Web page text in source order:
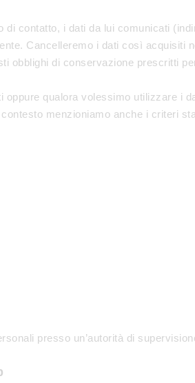
contatto, i dati da lui comunicati
Cancelleremo i dati così acquisiti
obblighi di conservazione prescritti
qualora volessimo utilizzare i
menzioniamo anche i criteri
presso un’autorità di